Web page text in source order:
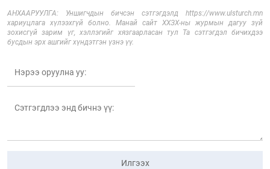
АНХААРУУЛГА: Уншигчдын бичсэн сэтгэгдэлд https://www.ulsturch.mn
хариуцлага хүлээхгүй болно. Манай сайт ХХЗХ-ны журмын дагуу зүй
зохисгүй зарим үг, хэллэгийг хязгаарласан тул Та сэтгэгдэл бичихдээ
бусдын эрх ашгийг хүндэтгэн үзнэ үү.
Илгээх